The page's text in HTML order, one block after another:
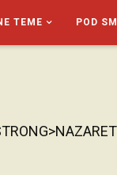
TEME POD